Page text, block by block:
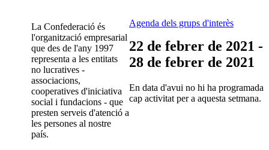
La Confederació és
l'organització empresarial
que des de l'any 1997
representa a les entitats
no lucratives -
associacions,
cooperatives d'iniciativa
social i fundacions - que
presten serveis d'atenció a
les persones al nostre
país.
Agenda dels grups d'interès
22 de febrer de 2021 -
28 de febrer de 2021
En data d'avui no hi ha programada
cap activitat per a aquesta setmana.